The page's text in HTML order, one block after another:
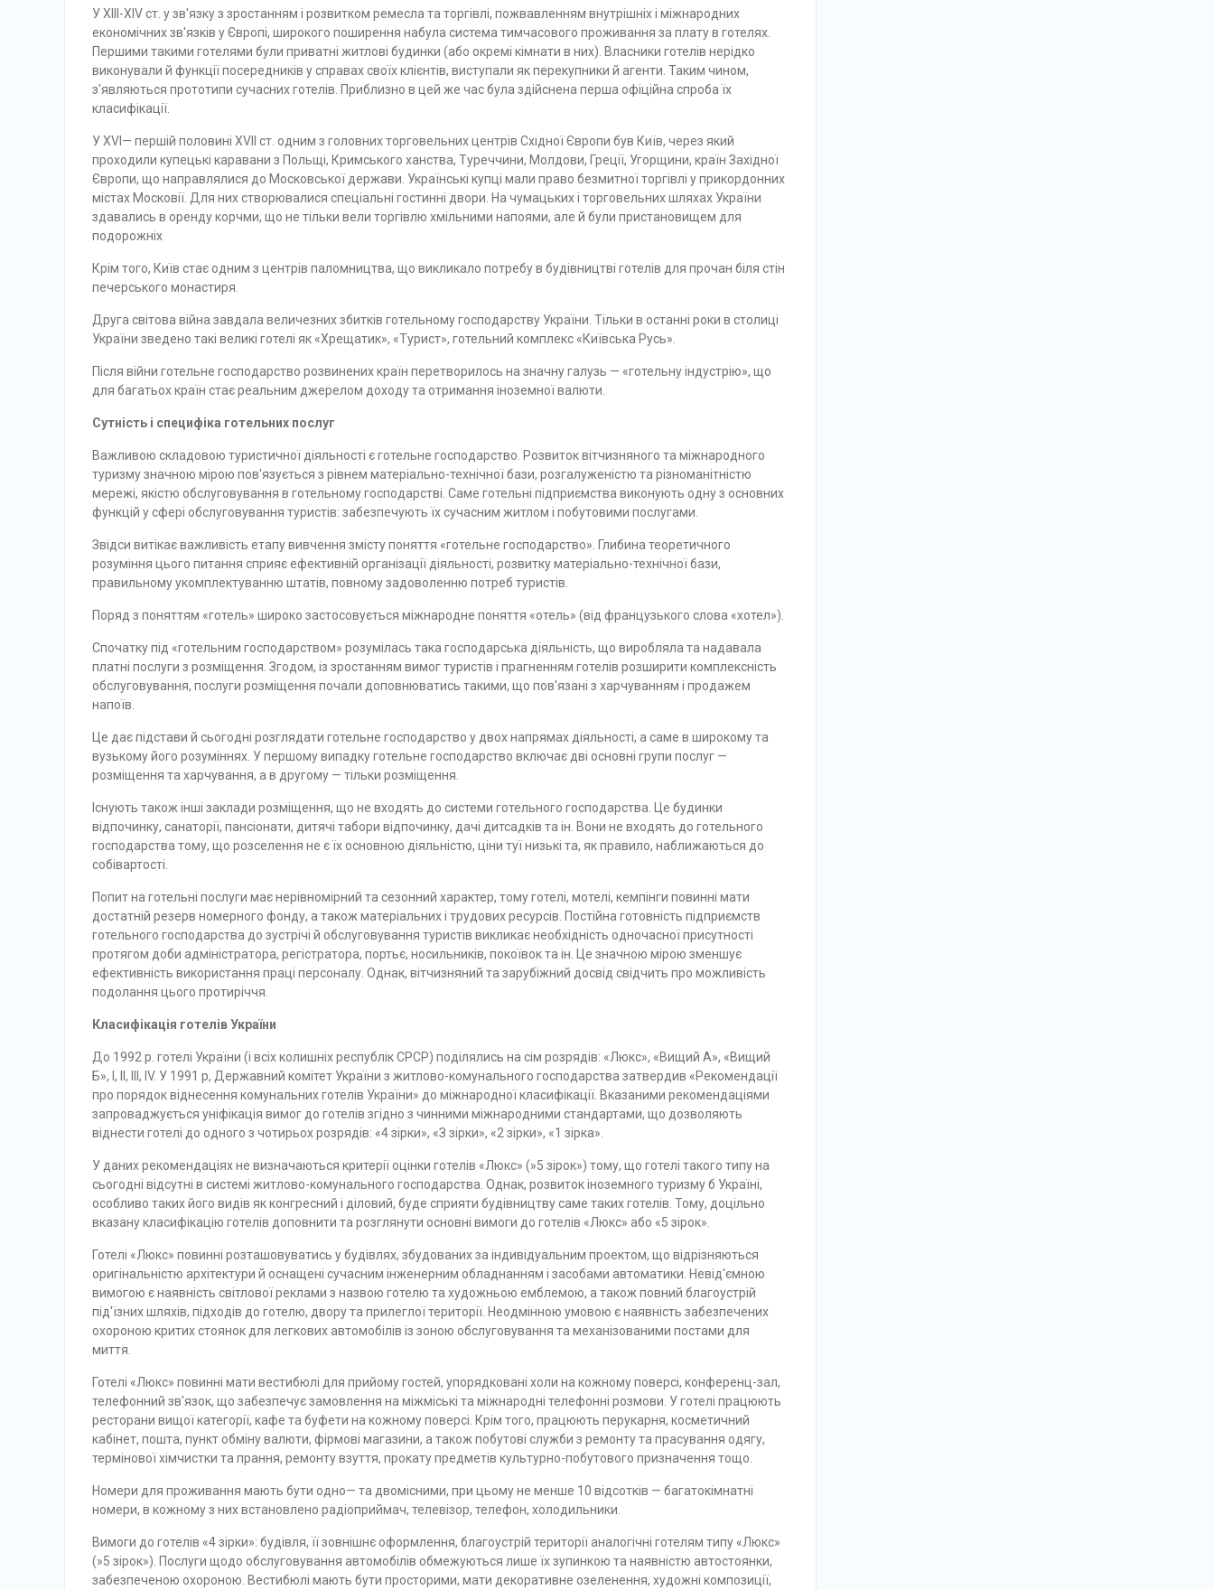
У XIII-XIV ст. у зв'язку з зростанням і розвитком ремесла та торгівлі, пожвавленням внутрішніх і міжнародних
економічних зв'язків у Європі, широкого поширення набула система тимчасового проживання за плату в готелях.
Першими такими готелями були приватні житлові будинки (або окремі кімнати в них). Власники готелів нерідко
виконували й функції по­середників у справах своїх клієнтів, виступали як перекупники й агенти. Таким чином,
з'являються прототипи сучасних готелів. Приблизно в цей же час була здійснена перша офіційна спроба їх
класифікації.
У XVI— першій половині XVII ст. одним з головних торговельних цен­трів Східної Європи був Київ, через який
проходили купецькі каравани з Польщі, Кримського ханства, Туреччини, Молдови, Греції, Угорщини, кра­їн Західної
Європи, що направлялися до Московської держави. Українсь­кі купці мали право безмитної торгівлі у прикордонних
містах Московії. Для них створювалися спеціальні гостинні двори. На чумацьких і торго­вельних шляхах України
здавались в оренду корчми, що не тільки вели торгівлю хмільними напоями, але й були пристановищем для
подорожніх
Крім того, Київ стає одним з центрів паломництва, що викликало пот­ребу в будівництві готелів для прочан біля стін
печерського монастиря.
Друга світова війна завдала величезних збитків готельному господарст­ву України. Тільки в останні роки в столиці
України зведено такі великі готелі як «Хрещатик», «Турист», го­тельний комплекс «Київська Русь».
Після війни готельне господарство розвинених країн перетворилось на значну галузь — «готельну індустрію», що
для багатьох країн стає реаль­ним джерелом доходу та отримання іноземної валюти.
Сутність і специфіка готельних послуг
Важливою складовою туристичної діяльності є готельне господарство. Розвиток вітчизняного та міжнародного
туризму значною мірою пов'язу­ється з рівнем матеріально-технічної бази, розгалуженістю та різноманіт­ністю
мережі, якістю обслуговування в готельному господарстві. Саме го­тельні підприємства виконують одну з основних
функцій у сфері обслуго­вування туристів: забезпечують їх сучасним житлом і побутовими послу­гами.
Звідси витікає важливість етапу вивчення змісту поняття «готельне гос­подарство». Глибина теоретичного
розуміння цього питання сприяє ефек­тивній організації діяльності, розвитку матеріально-технічної бази,
правильному укомплектуванню штатів, повному задоволенню потреб турис­тів.
Поряд з поняттям «готель» широко застосовується міжнародне поняття «отель» (від французького слова «хотел»).
Спочатку під «готельним господарством» розумілась така господарська ді­яльність, що виробляла та надавала
платні послуги з розміщення. Згодом, із зростанням вимог туристів і прагненням готелів розширити комплексність
обслуговування, послуги розміщення почали доповнюватись такими, що пов'язані з харчуванням і продажем
напоїв.
Це дає підстави й сьогодні розглядати готельне господарство у двох напрямах діяльності, а саме в широкому та
вузькому його розуміннях. У першому випадку готельне господарство включає дві основні групи послуг —
розміщення та харчування, а в другому — тільки розміщення.
Існують також інші заклади розміщення, що не входять до системи го­тельного господарства. Це будинки
відпочинку, санаторії, пансіонати, дитя­чі табори відпочинку, дачі дитсадків та ін. Вони не входять до готельного
господарства тому, що розселення не є їх основною діяльністю, ціни туї низькі та, як правило, наближаються до
собівартості.
Попит на готельні послуги має нерівномірний та сезонний характер, то­му готелі, мотелі, кемпінги повинні мати
достатній резерв номерного фон­ду, а також матеріальних і трудових ресурсів. Постійна готовність підпри­ємств
готельного господарства до зустрічі й обслуговування туристів вик­ликає необхідність одночасної присутності
протягом доби адміністратора, регістратора, портьє, носильників, покоївок та ін. Це значною мірою змен­шує
ефективність використання праці персоналу. Однак, вітчизняний та зарубіжний досвід свідчить про можливість
подолання цього протиріччя.
Класифікація готелів України
До 1992 р. готелі України (і всіх колишніх республік СРСР) поділялись на сім розрядів: «Люкс», «Вищий А», «Вищий
Б», І, II, III, IV. У 1991 р, Державний комітет України з житлово-комунального господарства затвер­див «Рекомендації
про порядок віднесення комунальних готелів України» до міжнародної класифікації. Вказаними рекомендаціями
запроваджується уніфікація вимог до готелів згідно з чинними міжнародними стандартами, що дозволяють
віднести готелі до одного з чотирьох розрядів: «4 зірки», «З зірки», «2 зірки», «1 зірка».
У даних рекомендаціях не визначаються критерії оцінки готелів «Люкс» (»5 зірок») тому, що готелі такого типу на
сьогодні відсутні в системі жит­лово-комунального господарства. Однак, розвиток іноземного туризму б Україні,
особливо таких його видів як конгресний і діловий, буде сприяти будівництву саме таких готелів. Тому, доцільно
вказану класифікацію го­телів доповнити та розглянути основні вимоги до готелів «Люкс» або «5 зірок».
Готелі «Люкс» повинні розташовуватись у будівлях, збудованих за ін­дивідуальним проектом, що відрізняються
оригінальністю архітектури й оснащені сучасним інженерним обладнанням і засобами автоматики. Не­від'ємною
вимогою є наявність світлової реклами з назвою готелю та ху­дожньою емблемою, а також повний благоустрій
під'їзних шляхів, підхо­дів до готелю, двору та прилеглої території. Неодмінною умовою є наяв­ність забезпечених
охороною критих стоянок для легкових автомобілів із зоною обслуговування та механізованими постами для
миття.
Готелі «Люкс» повинні мати вестибюлі для прийому гостей, упорядко­вані холи на кожному поверсі, конференц-зал,
телефонний зв'язок, що за­безпечує замовлення на міжміські та міжнародні телефонні розмови. У готелі працюють
ресторани вищої категорії, кафе та буфети на кожному по­версі. Крім того, працюють перукарня, косметичний
кабінет, пошта, пункт обміну валюти, фірмові магазини, а також побутові служби з ремонту та прасування одягу,
термінової хімчистки та прання, ремонту взуття, прока­ту предметів культурно-побутового призначення тощо.
Номери для проживання мають бути одно— та двомісними, при цьому не менше 10 відсотків — багатокімнатні
номери, в кожному з них вста­новлено радіоприймач, телевізор, телефон, холодильники.
Вимоги до готелів «4 зірки»: будівля, її зовнішнє оформлення, благоус­трій території аналогічні готелям типу «Люкс»
(»5 зірок»). Послуги щодо обслуговування автомобілів обмежуються лише їх зупинкою та наявністю автостоянки,
забезпеченою охороною. Вестибюлі мають бути просторими, мати декоративне озеленення, художні композиції,